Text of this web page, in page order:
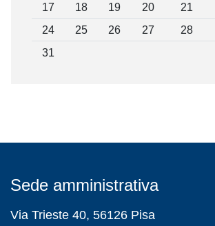
17
18 19 20 21
24
25 26 27 28
31
Sede amministrativa
Via Trieste 40, 56126 Pisa